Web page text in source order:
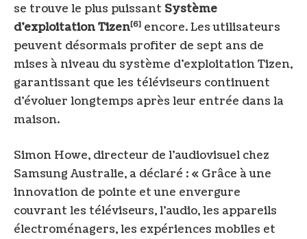
se trouve le plus puissant Système
d’exploitation Tizen[6] encore. Les utilisateurs
peuvent désormais profiter de sept ans de
mises à niveau du système d’exploitation Tizen,
garantissant que les téléviseurs continuent
d’évoluer longtemps après leur entrée dans la
maison.
Simon Howe, directeur de l’audiovisuel chez
Samsung Australie, a déclaré : « Grâce à une
innovation de pointe et une envergure
couvrant les téléviseurs, l’audio, les appareils
électroménagers, les expériences mobiles et